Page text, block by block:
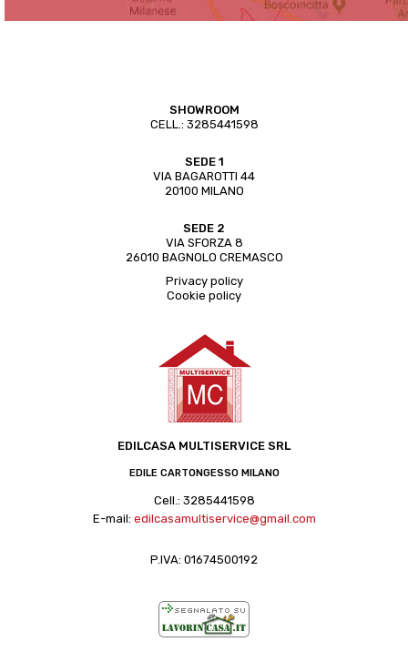
SHOWROOM
CELL.: 3285441598
SEDE 1
VIA BAGAROTTI 44
20100 MILANO
SEDE 2
VIA SFORZA 8
26010 BAGNOLO CREMASCO
Privacy policy
Cookie policy
EDILCASA MULTISERVICE SRL
EDILE CARTONGESSO MILANO
Cell.: 3285441598
E-mail: edilcasamultiservice@gmail.com
P.IVA: 01674500192